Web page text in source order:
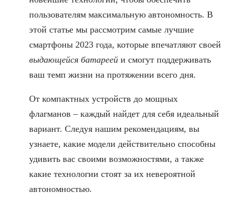
пользователям максимальную автономность. В
этой статье мы рассмотрим самые лучшие
смартфоны 2023 года, которые впечатляют своей
выдающейся батареей и смогут поддерживать
ваш темп жизни на протяжении всего дня.
От компактных устройств до мощных
флагманов – каждый найдет для себя идеальный
вариант. Следуя нашим рекомендациям, вы
узнаете, какие модели действительно способны
удивить вас своими возможностями, а также
какие технологии стоят за их невероятной
автономностью.